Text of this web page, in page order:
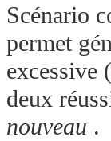
Scénario
permet
excessive
deux
nouveau .